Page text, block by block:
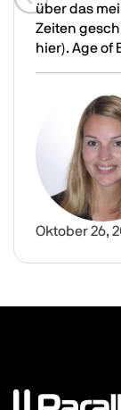
über das
Zeiten
hier). Age of
Jetzt das
Oktober 26,
Previous slide